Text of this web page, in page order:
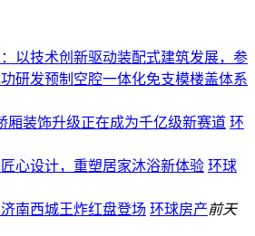
以技术创新驱动装配式建筑发展，参
研发预制空腔一体化免支模楼盖体系
厢装饰升级正在成为千亿级新赛道 环
心设计，重塑居家沐浴新体验 环球
南西城王炸红盘登场 环球房产前天